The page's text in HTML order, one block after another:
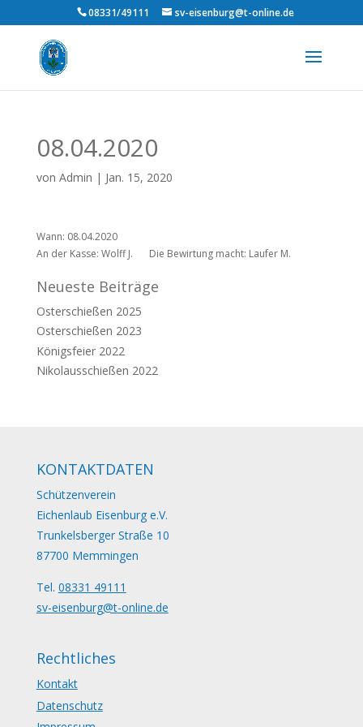
08331/49111 sv-eisenburg@t-online.de
08.04.2020
von Admin | Jan. 15, 2020
Wann: 08.04.2020
An der Kasse: Wolff J.
Die Bewirtung macht: Laufer M.
Neueste Beiträge
Osterschießen 2025
Osterschießen 2023
Königsfeier 2022
Nikolausschießen 2022
KONTAKTDATEN
Schützenverein
Eichenlaub Eisenburg e.V.
Trunkelsberger Straße 10
87700 Memmingen
Tel. 08331 49111
sv-eisenburg@t-online.de
Rechtliches
Kontakt
Datenschutz